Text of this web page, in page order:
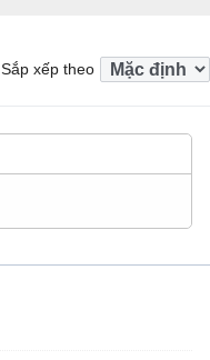
Sắp xếp theo